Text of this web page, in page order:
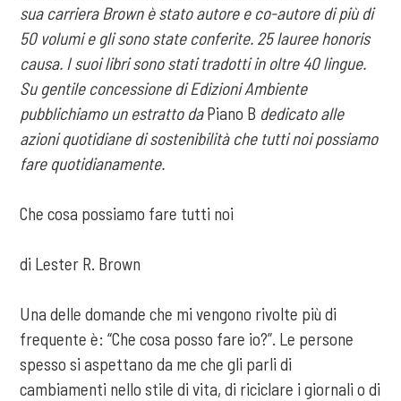
sua carriera Brown è stato autore e co-autore di più di
50 volumi e gli sono state conferite. 25 lauree honoris
causa. I suoi libri sono stati tradotti in oltre 40 lingue.
Su gentile concessione di Edizioni Ambiente
pubblichiamo un estratto daPiano B dedicato alle
azioni quotidiane di sostenibilità che tutti noi possiamo
fare quotidianamente.
Che cosa possiamo fare tutti noi
di Lester R. Brown
Una delle domande che mi vengono rivolte più di
frequente è: “Che cosa posso fare io?”. Le persone
spesso si aspettano da me che gli parli di
cambiamenti nello stile di vita, di riciclare i giornali o di